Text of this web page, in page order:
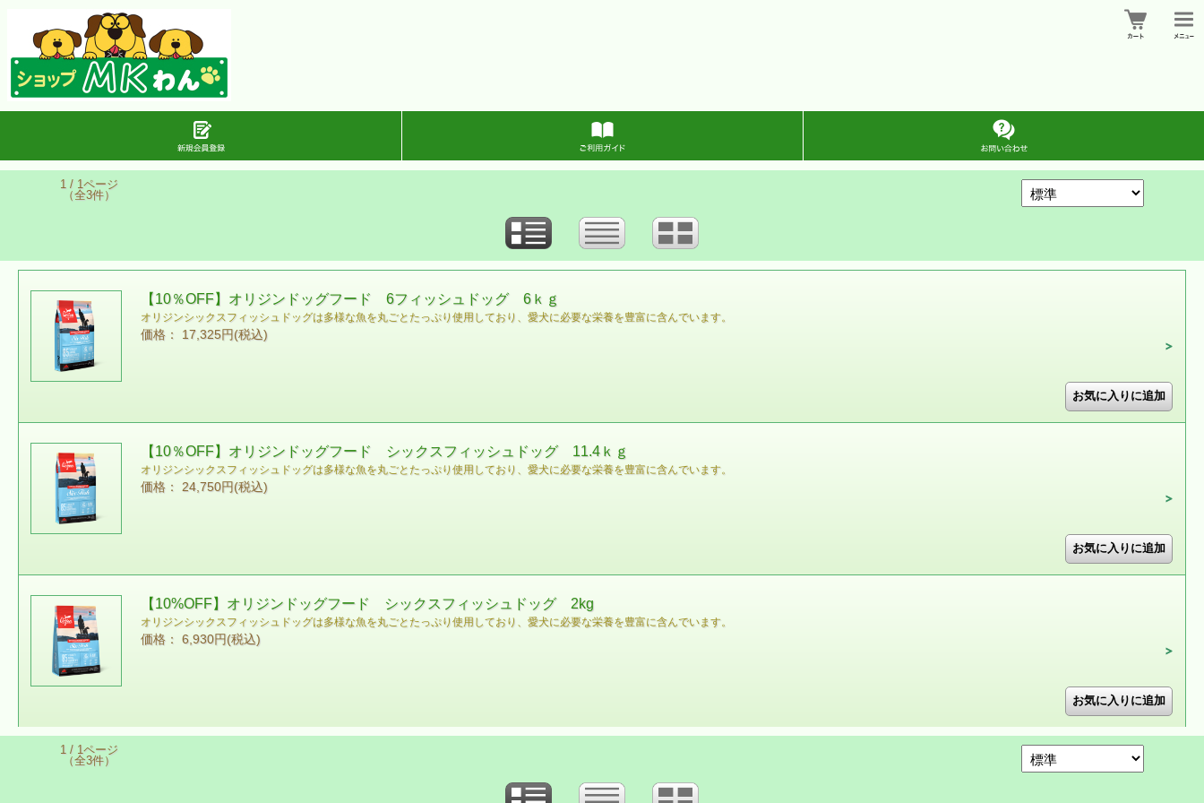
1 / 1ページ
（全3件）
【10％OFF】オリジンドッグフード 6フィッシュドッグ 6ｋｇ
オリジンシックスフィッシュドッグは多様な魚を丸ごとたっぷり使用しており、愛犬に必要な栄養を豊富に含んでいます。
価格： 17,325円(税込)
【10％OFF】オリジンドッグフード シックスフィッシュドッグ 11.4ｋｇ
オリジンシックスフィッシュドッグは多様な魚を丸ごとたっぷり使用しており、愛犬に必要な栄養を豊富に含んでいます。
価格： 24,750円(税込)
【10%OFF】オリジンドッグフード シックスフィッシュドッグ 2kg
オリジンシックスフィッシュドッグは多様な魚を丸ごとたっぷり使用しており、愛犬に必要な栄養を豊富に含んでいます。
価格： 6,930円(税込)
1 / 1ページ
（全3件）